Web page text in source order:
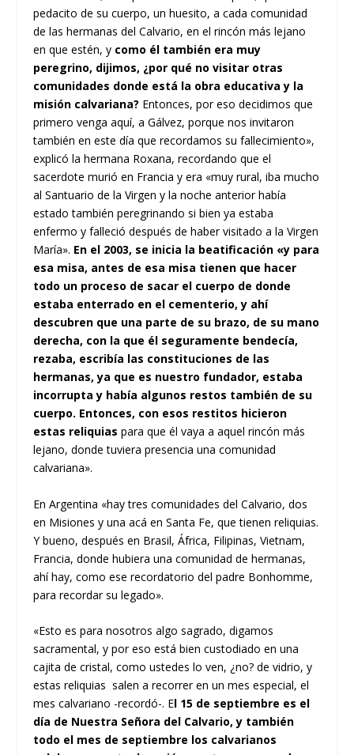
pedacito de su cuerpo, un huesito, a cada comunidad
de las hermanas del Calvario, en el rincón más lejano
en que estén, y como él también era muy
peregrino, dijimos, ¿por qué no visitar otras
comunidades donde está la obra educativa y la
misión calvariana? Entonces, por eso decidimos que
primero venga aquí, a Gálvez, porque nos invitaron
también en este día que recordamos su fallecimiento»,
explicó la hermana Roxana, recordando que el
sacerdote murió en Francia y era «muy rural, iba mucho
al Santuario de la Virgen y la noche anterior había
estado también peregrinando si bien ya estaba
enfermo y falleció después de haber visitado a la Virgen
María». En el 2003, se inicia la beatificación «y para
esa misa, antes de esa misa tienen que hacer
todo un proceso de sacar el cuerpo de donde
estaba enterrado en el cementerio, y ahí
descubren que una parte de su brazo, de su mano
derecha, con la que él seguramente bendecía,
rezaba, escribía las constituciones de las
hermanas, ya que es nuestro fundador, estaba
incorrupta y había algunos restos también de su
cuerpo. Entonces, con esos restitos hicieron
estas reliquias para que él vaya a aquel rincón más
lejano, donde tuviera presencia una comunidad
calvariana».
En Argentina «hay tres comunidades del Calvario, dos
en Misiones y una acá en Santa Fe, que tienen reliquias.
Y bueno, después en Brasil, África, Filipinas, Vietnam,
Francia, donde hubiera una comunidad de hermanas,
ahí hay, como ese recordatorio del padre Bonhomme,
para recordar su legado».
«Esto es para nosotros algo sagrado, digamos
sacramental, y por eso está bien custodiado en una
cajita de cristal, como ustedes lo ven, ¿no? de vidrio, y
estas reliquias salen a recorrer en un mes especial, el
mes calvariano -recordó-. El 15 de septiembre es el
día de Nuestra Señora del Calvario, y también
todo el mes de septiembre los calvarianos